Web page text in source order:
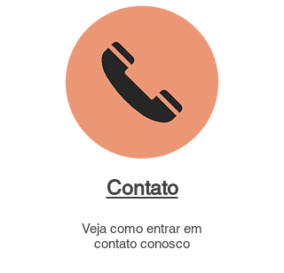
Contato
Veja como entrar em
contato conosco